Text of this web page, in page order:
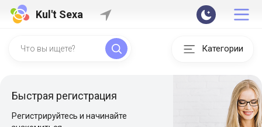
Kul't Sexa
Категории
Быстрая регистрация
Регистрируйтесь и начинайте